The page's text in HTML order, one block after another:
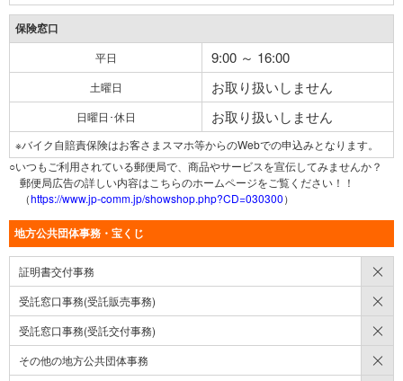
保険窓口
平日 9:00 ～ 16:00
土曜日 お取り扱いしません
日曜日･休日 お取り扱いしません
※バイク自賠責保険はお客さまスマホ等からのWebでの申込みとなります。
○いつもご利用されている郵便局で、商品やサービスを宣伝してみませんか？
郵便局広告の詳しい内容はこちらのホームページをご覧ください！！
（https://www.jp-comm.jp/showshop.php?CD=030300）
地方公共団体事務・宝くじ
証明書交付事務
受託窓口事務(受託販売事務)
受託窓口事務(受託交付事務)
その他の地方公共団体事務